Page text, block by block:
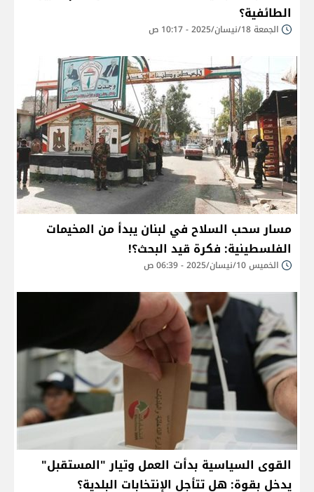
الطائفية؟
الجمعة 18/نيسان/2025 - 10:17 ص
مسار سحب السلاح في لبنان يبدأ من المخيمات
الفلسطينية: فكرة قيد البحث؟!
الخميس 10/نيسان/2025 - 06:39 ص
القوى السياسية بدأت العمل وتيار "المستقبل"
يدخل بقوة: هل تتأجل الإنتخابات البلدية؟